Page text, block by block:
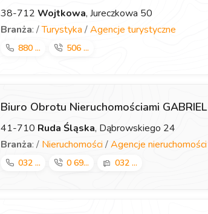
38-712 Wojtkowa, Jureczkowa 50
Branża: /Turystyka /Agencje turystyczne
880 ... 506 ...
Biuro Obrotu Nieruchomościami GABRIEL
41-710 Ruda Śląska, Dąbrowskiego 24
Branża: / Nieruchomości /Agencje nieruchomości
032 ... 0 69... 032 ...